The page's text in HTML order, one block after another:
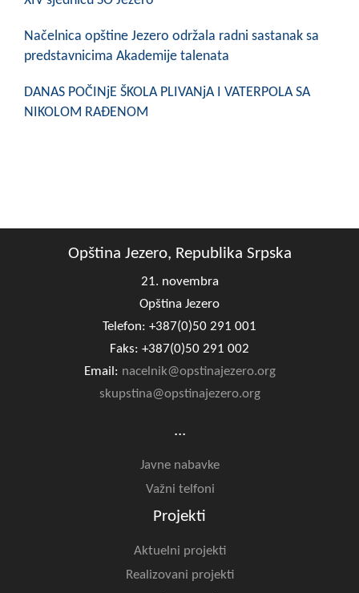
Načelnica opštine Jezero održala radni sastanak sa
predstavnicima Akademije talenata
DANAS POČINjE ŠKOLA PLIVANjA I VATERPOLA SA
NIKOLOM RAĐENOM
Opština Jezero, Republika Srpska
21. novembra
Opština Jezero
Telefon: +387(0)50 291 001
Faks: +387(0)50 291 002
Email: nacelnik@opstinajezero.org
skupstina@opstinajezero.org
...
Javne nabavke
Važni telfoni
Projekti
Aktuelni projekti
Realizovani projekti